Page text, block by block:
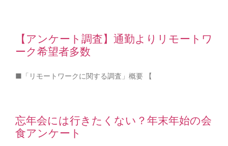
【アンケート調査】通勤よりリモートワ
ーク希望者多数
■「リモートワークに関する調査」概要 【
忘年会には行きたくない？年末年始の会
食アンケート